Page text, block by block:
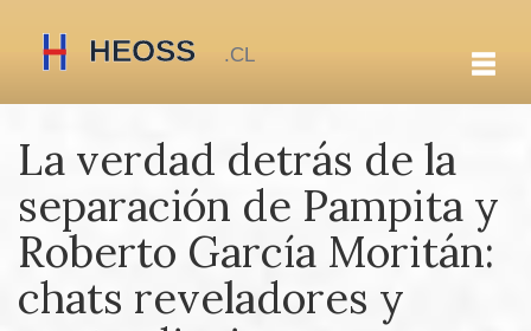
La verdad detrás de la
separación de Pampita y
Roberto García Moritán:
chats reveladores y